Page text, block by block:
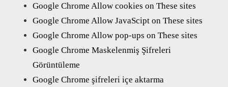
Google Chrome Allow cookies on These sites
Google Chrome Allow JavaScipt on These sites
Google Chrome Allow pop-ups on These sites
Google Chrome Maskelenmiş Şifreleri
Görüntüleme
Google Chrome şifreleri içe aktarma